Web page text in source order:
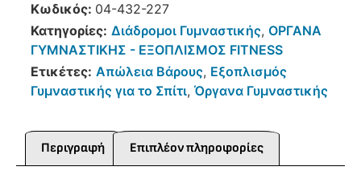
Κωδικός: 04-432-227
Κατηγορίες: Διάδρομοι Γυμναστικής, ΟΡΓΑΝΑ
ΓΥΜΝΑΣΤΙΚΗΣ - ΕΞΟΠΛΙΣΜΟΣ FITNESS
Ετικέτες: Απώλεια Βάρους, Εξοπλισμός
Γυμναστικής για το Σπίτι, Όργανα Γυμναστικής
Περιγραφή Επιπλέον πληροφορίες